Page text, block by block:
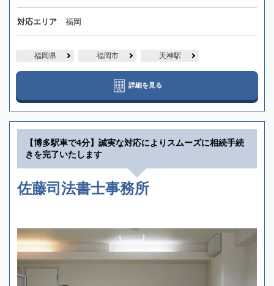
対応エリア 福岡
福岡県 福岡市 天神駅
詳細を見る
【博多駅車で4分】誠実な対応によりスムーズに相続手続
きを完了いたします
佐藤司法書士事務所